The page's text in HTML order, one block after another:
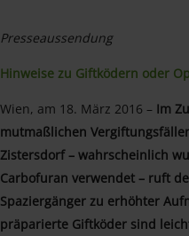
Presseaussendung
Hinweise zu Giftködern oder
Wien, am 18. März 2016 – Im
mutmaßlichen
Zistersdorf – wahrscheinlich
Carbofuran verwendet – ruft
Spaziergänger zu erhöhter
präparierte Giftköder sind